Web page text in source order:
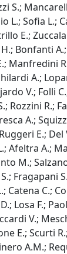
S.;
L.; Sofia L.;
E.;
Bonfanti
Manfredini
A.;
V.; Folli
Rozzini R.;
A.;
E.;
Afeltra A.;
M.;
Fragapani
Catena C.;
Losa F.;
V.;
E.; Scurti
A.M.;